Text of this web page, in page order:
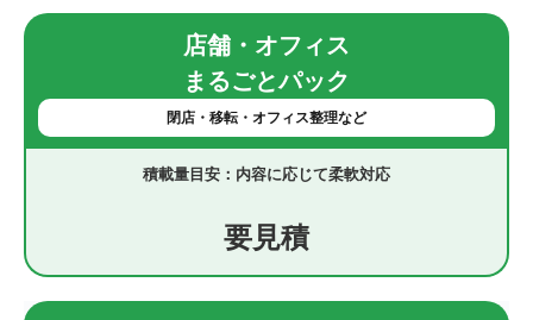
店舗・オフィス
まるごとパック
閉店・移転・オフィス整理など
内容に応じて柔軟対応
要見積